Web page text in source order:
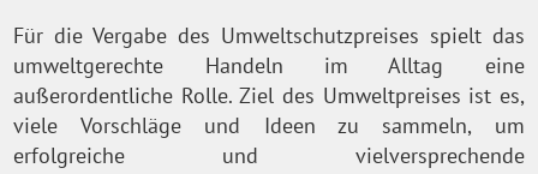
Für die Vergabe des Umweltschutzpreises spielt das
umweltgerechte Handeln im Alltag eine
außerordentliche Rolle. Ziel des Umweltpreises ist es,
viele Vorschläge und Ideen zu sammeln, um
erfolgreiche und vielversprechende